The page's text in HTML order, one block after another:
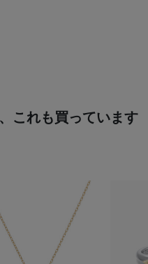
これも買っています